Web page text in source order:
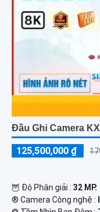
Đầu Ghi Camera
125,500,000 ₫
🦉 Độ Phân giải : 32 MP.
®️ Camera Công nghệ :